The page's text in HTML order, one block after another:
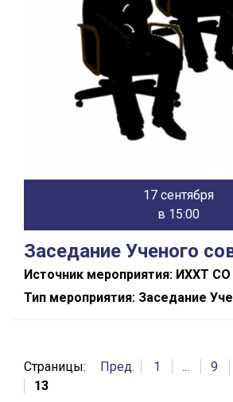
17 сентября
в 15:00
Заседание Ученого
Источник мероприятия: ИХХТ
Тип мероприятия: Заседание
Страницы: Пред. 1 ... 9
13